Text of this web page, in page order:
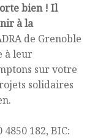
bien ! Il
à la
de Grenoble
à leur
sur votre
solidaires
4850 182, BIC: